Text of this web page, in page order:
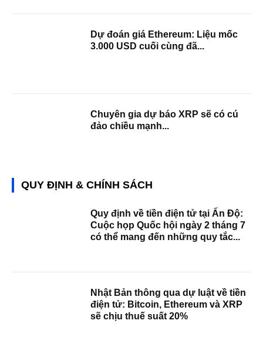
Dự đoán giá Ethereum: Liệu mốc
3.000 USD cuối cùng đã...
Chuyên gia dự báo XRP sẽ có cú
đảo chiều mạnh...
QUY ĐỊNH & CHÍNH SÁCH
Quy định về tiền điện tử tại Ấn Độ:
Cuộc họp Quốc hội ngày 2 tháng 7
có thể mang đến những quy tắc...
Nhật Bản thông qua dự luật về tiền
điện tử: Bitcoin, Ethereum và XRP
sẽ chịu thuế suất 20%